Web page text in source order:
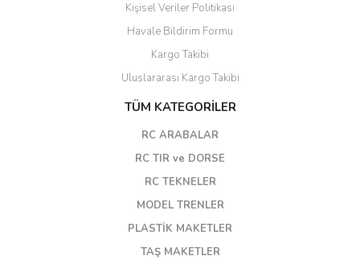
Kişisel Veriler Politikası
Havale Bildirim Formu
Kargo Takibi
Uluslararası Kargo Takibi
TÜM KATEGORİLER
RC ARABALAR
RC TIR ve DORSE
RC TEKNELER
MODEL TRENLER
PLASTİK MAKETLER
TAŞ MAKETLER